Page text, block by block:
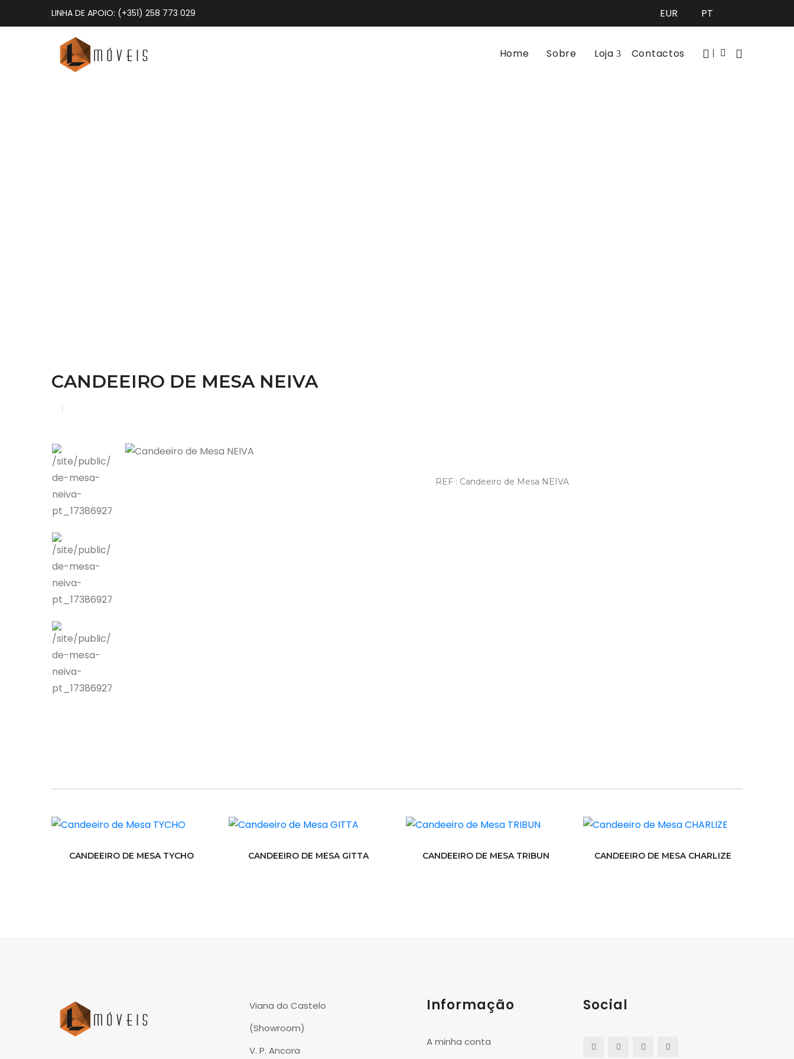
LINHA DE APOIO: (+351) 258 773 029
Home Sobre Loja Contactos
CANDEEIRO DE MESA NEIVA
REF : Candeeiro de Mesa NEIVA
CANDEEIRO DE MESA TYCHO CANDEEIRO DE MESA GITTA CANDEEIRO DE MESA TRIBUN CANDEEIRO DE MESA CHARLIZE
Viana do Castelo
(Showroom)
V. P. Ancora
Informação
A minha conta
Social